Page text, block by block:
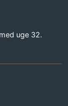
uge 32.